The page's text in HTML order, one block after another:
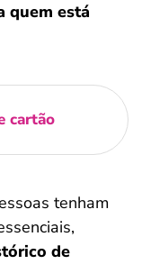
quem está
cartão
tenham
de